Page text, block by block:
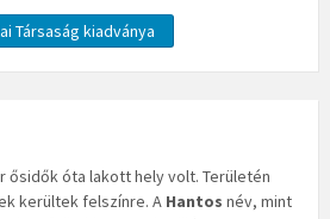
Társaság kiadványa
ősidők óta lakott hely volt. Területén
kerültek felszínre. A Hantos név, mint